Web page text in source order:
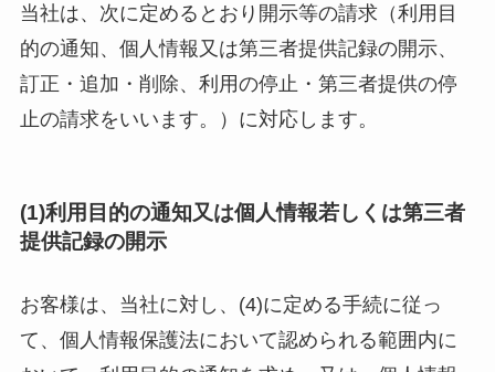
当社は、次に定めるとおり開示等の請求（利用目
的の通知、個人情報又は第三者提供記録の開示、
訂正・追加・削除、利用の停止・第三者提供の停
止の請求をいいます。）に対応します。
(1)利用目的の通知又は個人情報若しくは第三者
提供記録の開示
お客様は、当社に対し、(4)に定める手続に従っ
て、個人情報保護法において認められる範囲内に